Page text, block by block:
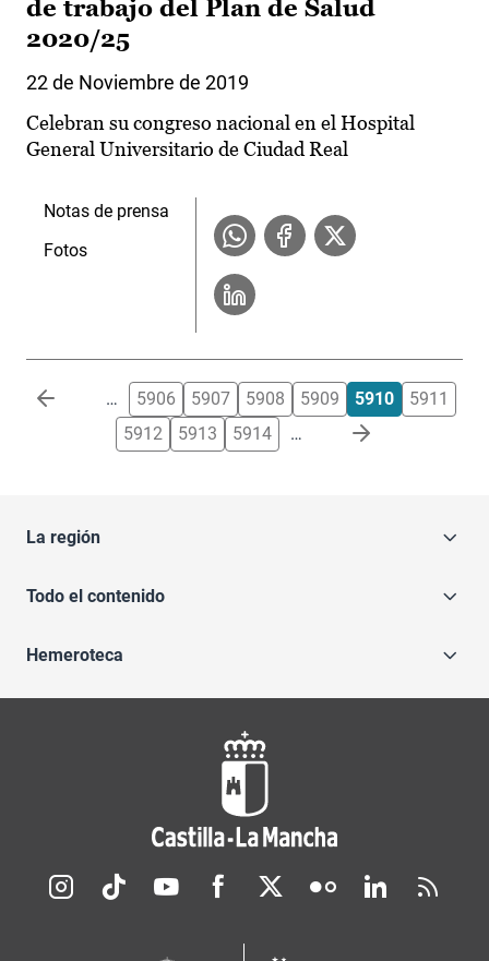
de trabajo del Plan de Salud
2020/25
22 de Noviembre de 2019
Celebran su congreso nacional en el Hospital
General Universitario de Ciudad Real
Notas de prensa
Fotos
Paginación … 5906 5907 5908 5909 5910
5911
5912
5913 5914 …
La región
Todo el contenido
Hemeroteca
Redes sociales JCCM